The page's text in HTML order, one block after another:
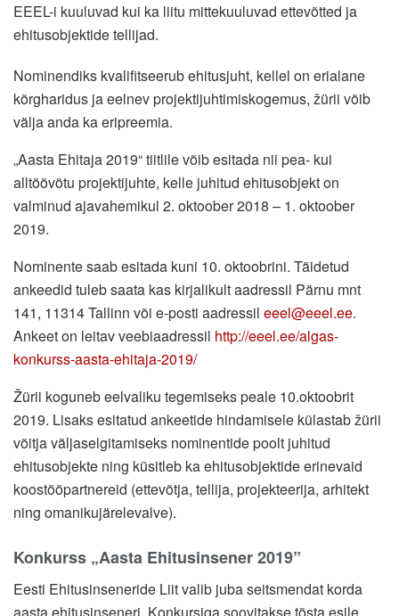
EEEL-i kuuluvad kui ka liitu mittekuuluvad ettevõtted ja
ehitusobjektide tellijad.
Nominendiks kvalifitseerub ehitusjuht, kellel on erialane
kõrgharidus ja eelnev projektijuhtimiskogemus, žürii võib
välja anda ka eripreemia.
„Aasta Ehitaja 2019“ tiitlile võib esitada nii pea- kui
alltöövõtu projektijuhte, kelle juhitud ehitusobjekt on
valminud ajavahemikul 2. oktoober 2018 – 1. oktoober
2019.
Nominente saab esitada kuni 10. oktoobrini. Täidetud
ankeedid tuleb saata kas kirjalikult aadressil Pärnu mnt
141, 11314 Tallinn või e-posti aadressil eeel@eeel.ee.
Ankeet on leitav veebiaadressil http://eeel.ee/algas-
konkurss-aasta-ehitaja-2019/
Žürii koguneb eelvaliku tegemiseks peale 10.oktoobrit
2019. Lisaks esitatud ankeetide hindamisele külastab žürii
võitja väljaselgitamiseks nominentide poolt juhitud
ehitusobjekte ning küsitleb ka ehitusobjektide erinevaid
koostööpartnereid (ettevõtja, tellija, projekteerija, arhitekt
ning omanikujärelevalve).
Konkurss „Aasta Ehitusinsener 2019”
Eesti Ehitusinseneride Liit valib juba seitsmendat korda